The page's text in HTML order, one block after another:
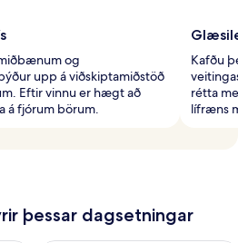
og
upp á viðskiptamiðstöð
Eftir vinnu er hægt að
á fjórum börum.
Kafðu
rétta
lífræns
þessar dagsetningar